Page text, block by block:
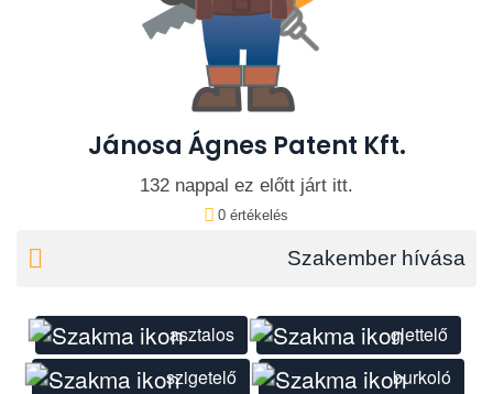
Jánosa Ágnes Patent Kft.
132 nappal ez előtt járt itt.
0 értékelés
Szakember hívása
asztalos
glettelő
szigetelő
burkoló